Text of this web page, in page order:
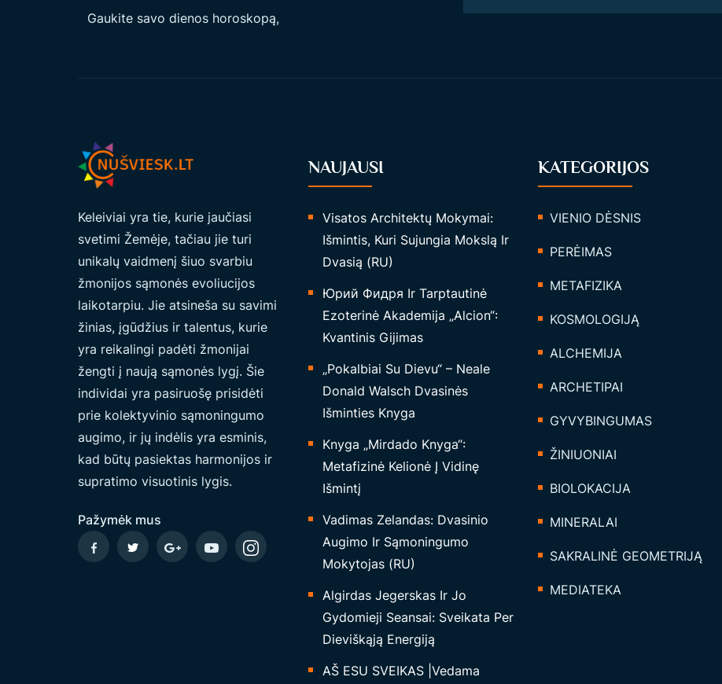
Gaukite savo dienos horoskopą,
Keleiviai yra tie, kurie jaučiasi
svetimi Žemėje, tačiau jie turi
unikalų vaidmenį šiuo svarbiu
žmonijos sąmonės evoliucijos
laikotarpiu. Jie atsineša su savimi
žinias, įgūdžius ir talentus, kurie
yra reikalingi padėti žmonijai
žengti į naują sąmonės lygį. Šie
individai yra pasiruošę prisidėti
prie kolektyvinio sąmoningumo
augimo, ir jų indėlis yra esminis,
kad būtų pasiektas harmonijos ir
supratimo visuotinis lygis.
Pažymėk mus
NAUJAUSI
Visatos Architektų Mokymai:
Išmintis, Kuri Sujungia Mokslą Ir
Dvasią (RU)
Юрий Фидря Ir Tarptautinė
Ezoterinė Akademija „Alcion“:
Kvantinis Gijimas
„Pokalbiai Su Dievu“ – Neale
Donald Walsch Dvasinės
Išminties Knyga
Knyga „Mirdado Knyga“:
Metafizinė Kelionė Į Vidinę
Išmintį
Vadimas Zelandas: Dvasinio
Augimo Ir Sąmoningumo
Mokytojas (RU)
Algirdas Jegerskas Ir Jo
Gydomieji Seansai: Sveikata Per
Dieviškąją Energiją
AŠ ESU SVEIKAS |Vedama
KATEGORIJOS
VIENIO DĖSNIS
PERĖIMAS
METAFIZIKA
KOSMOLOGIJĄ
ALCHEMIJA
ARCHETIPAI
GYVYBINGUMAS
ŽINIUONIAI
BIOLOKACIJA
MINERALAI
SAKRALINĖ GEOMETRIJĄ
MEDIATEKA